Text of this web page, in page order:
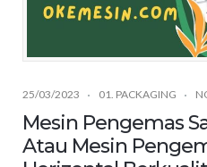
25/03/2023 01. PACKAGING
Mesin Pengemas
Atau Mesin